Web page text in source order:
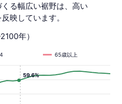
る幅広い裾野は、高い
映しています。
年）
65歳以上
59.6%